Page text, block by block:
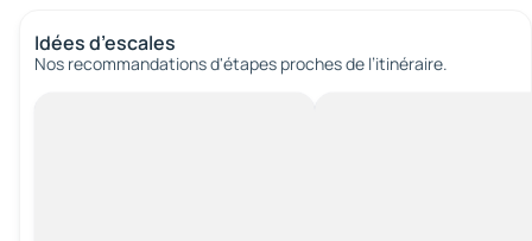
Idées d’escales
Nos recommandations d'étapes proches de l’itinéraire.